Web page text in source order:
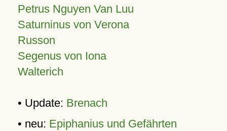
Petrus Nguyen Van Luu
Saturninus von Verona
Russon
Segenus von Iona
Walterich
• Update: Brenach
• neu: Epiphanius und Gefährten